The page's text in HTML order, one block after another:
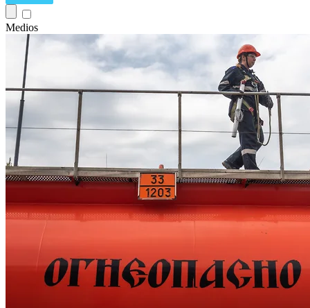
Medios